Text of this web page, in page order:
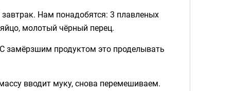
Нам понадобятся: 3 плавленых
молотый чёрный перец.
замёрзшим продуктом это проделывать
вводит муку, снова перемешиваем.